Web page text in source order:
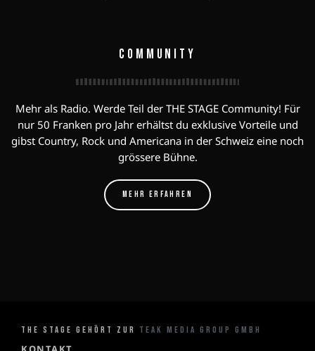
COMMUNITY
Mehr als Radio. Werde Teil der THE STAGE Community! Für
nur 50 Franken pro Jahr erhältst du exklusive Vorteile und
gibst Country, Rock und Americana in der Schweiz eine noch
grössere Bühne.
MEHR ERFAHREN
THE STAGE GEHÖRT ZUR TEAK MEDIA GROUP GMBH